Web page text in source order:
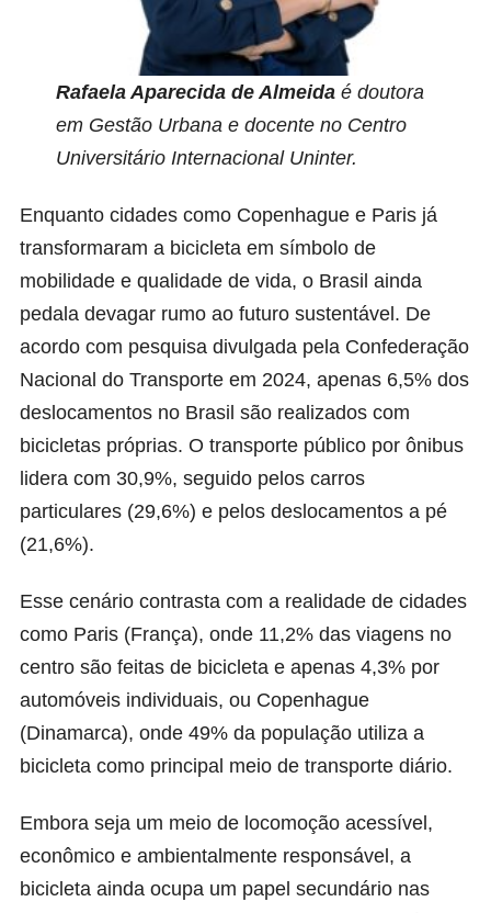
Rafaela Aparecida de Almeidaé doutora
em Gestão Urbana e docente no Centro
Universitário Internacional Uninter.
Enquanto cidades como Copenhague e Paris já
transformaram a bicicleta em símbolo de
mobilidade e qualidade de vida, o Brasil ainda
pedala devagar rumo ao futuro sustentável. De
acordo com pesquisa divulgada pela Confederação
Nacional do Transporte em 2024, apenas 6,5% dos
deslocamentos no Brasil são realizados com
bicicletas próprias. O transporte público por ônibus
lidera com 30,9%, seguido pelos carros
particulares (29,6%) e pelos deslocamentos a pé
(21,6%).
Esse cenário contrasta com a realidade de cidades
como Paris (França), onde 11,2% das viagens no
centro são feitas de bicicleta e apenas 4,3% por
automóveis individuais, ou Copenhague
(Dinamarca), onde 49% da população utiliza a
bicicleta como principal meio de transporte diário.
Embora seja um meio de locomoção acessível,
econômico e ambientalmente responsável, a
bicicleta ainda ocupa um papel secundário nas